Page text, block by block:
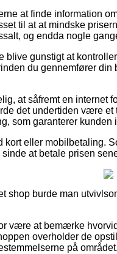
at finde information
til at at mindske
og endda nogle
blive gunstigt at
du gennemfører
at såfremt en internet
det undertiden være
som garanterer
kort eller mobilbetaling.
at betale prisen
shop burde man
være at bemærke
overholder de
på